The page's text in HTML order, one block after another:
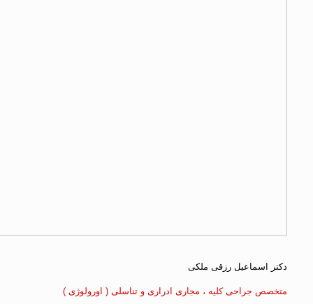
دکتر اسماعیل رزقی ملکی
متخصص جراحی کلیه ، مجاری ادراری و تناسلی ( اورولوژی )